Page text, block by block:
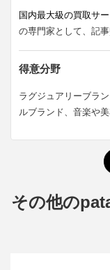
国内最大級の買取サ
の専門家として、記
得意分野
ラグジュアリーブラ
ルブランド、音楽や
その他の